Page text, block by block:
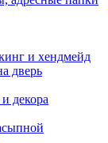
и хендмейд
дверь
декора